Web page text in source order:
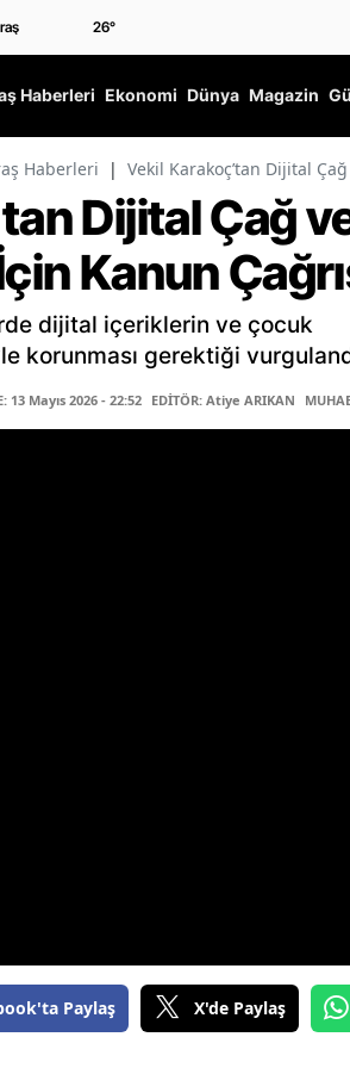
26°
Haberleri Ekonomi Dünya Magazin
Haberleri | Vekil Karakoç’tan Dijital
Dijital Çağ
Kanun
dijital içeriklerin ve çocuk
korunması gerektiği
13 Mayıs 2026 - 22:52 EDİTÖR: Atiye ARIKAN
Paylaş X'de Paylaş